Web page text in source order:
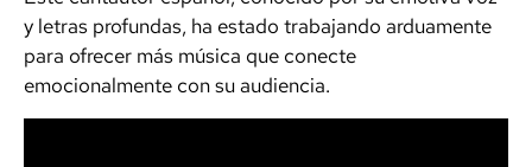
y letras profundas, ha estado trabajando arduamente
para ofrecer más música que conecte
emocionalmente con su audiencia.